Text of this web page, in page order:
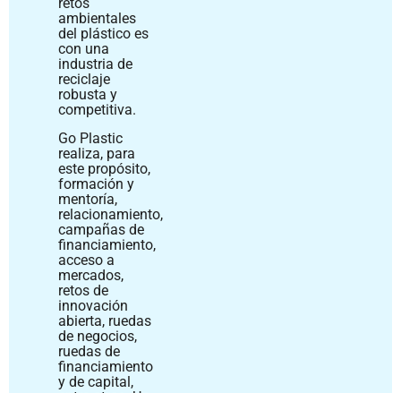
ambientales
del plástico es
con una
industria de
reciclaje
robusta y
competitiva.
Go Plastic
realiza, para
este propósito,
formación y
mentoría,
relacionamiento,
campañas de
financiamiento,
acceso a
mercados,
retos de
innovación
abierta, ruedas
de negocios,
ruedas de
financiamiento
y de capital,